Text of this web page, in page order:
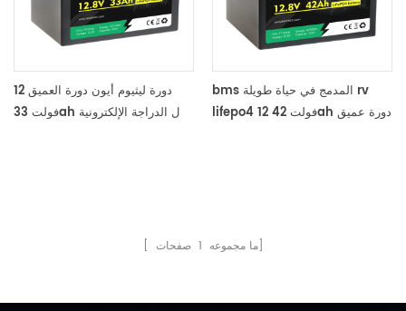
دورة ليثيوم أيون دورة العميق 12
فولت 33ah ل الدراجة الإلكترونية
bms المدمج في حياة طويلة rv
lifepo4 12 فولت 42ah دورة عميق
[ ما مجموعه 1 صفحات]